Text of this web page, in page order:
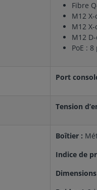
Fibre
M12
M12
M12
PoE :
Port
Tension
Boîtier :
Indice de
Dimensions